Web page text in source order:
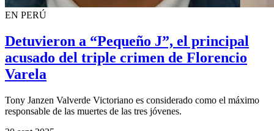
EN PERÚ
Detuvieron a “Pequeño J”, el principal
acusado del triple crimen de Florencio
Varela
Tony Janzen Valverde Victoriano es considerado como el máximo
responsable de las muertes de las tres jóvenes.